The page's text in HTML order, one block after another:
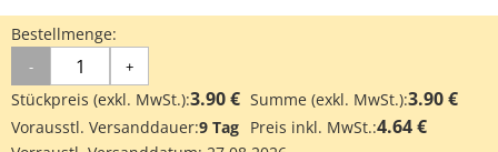
Bestellmenge:
- +
Stückpreis (exkl. MwSt.):3.90 € Summe (exkl. MwSt.):3.90 €
Vorausstl. Versanddauer:9 Tag Preis inkl. MwSt.:4.64 €